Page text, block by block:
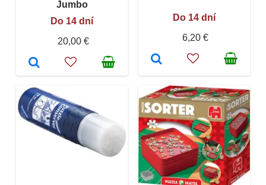
Jumbo
Do 14 dní
20,00 €
Do 14 dní
6,20 €